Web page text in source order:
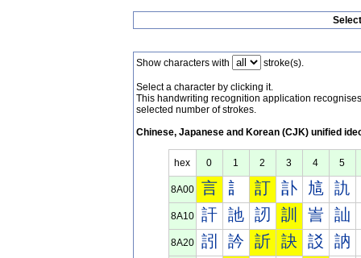
Show characters with stroke(s).
Select a character by clicking it.
This handwriting recognition application
selected number of strokes.
Chinese, Japanese and Korean (CJK) unified
hex 0 1 2 3 4 5
8A00 言 訁 訂 訃 訄 訅
8A10 訐 訑 訒 訓 訔 訕
8A20 訠 訡 訢 訣 訤 訥